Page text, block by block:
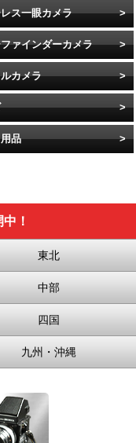
ス一眼カメラ
ァインダーカメラ
カメラ
品
！
東北
中部
四国
九州・沖縄